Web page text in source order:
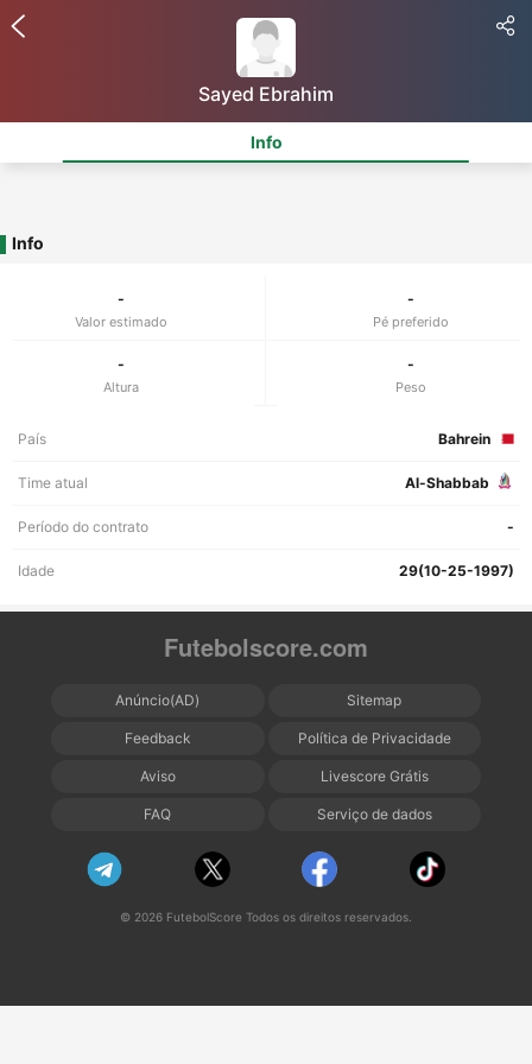
Sayed Ebrahim
Info
Info
-
Valor estimado
-
Pé preferido
-
Altura
-
Peso
País Bahrein
Time atual Al-Shabbab
Período do contrato -
Idade 29(10-25-1997)
Futebolscore.com
Anúncio(AD) Sitemap
Feedback Política de Privacidade
Aviso Livescore Grátis
FAQ Serviço de dados
© 2026 FutebolScore Todos os direitos reservados.